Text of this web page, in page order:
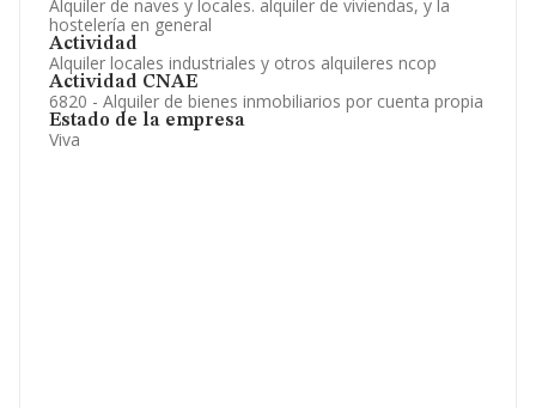
Alquiler de naves y locales. alquiler de viviendas, y la
hostelería en general
Actividad
Alquiler locales industriales y otros alquileres ncop
Actividad CNAE
6820 - Alquiler de bienes inmobiliarios por cuenta propia
Estado de la empresa
Viva